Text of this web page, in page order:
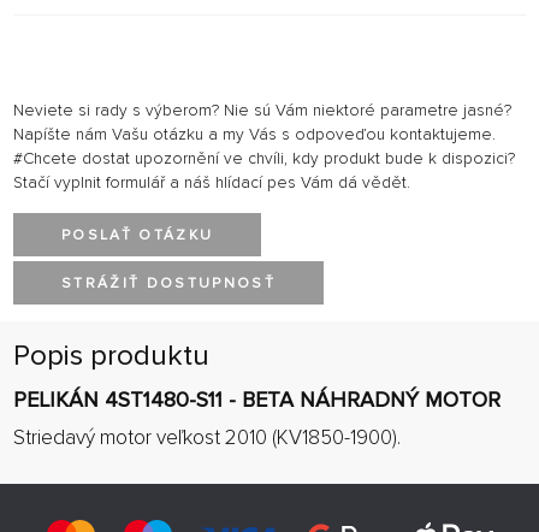
Neviete si rady s výberom? Nie sú Vám niektoré parametre jasné?
Napíšte nám Vašu otázku a my Vás s odpoveďou kontaktujeme.
#Chcete dostat upozornění ve chvíli, kdy produkt bude k dispozici?
Stačí vyplnit formulář a náš hlídací pes Vám dá vědět.
POSLAŤ OTÁZKU
STRÁŽIŤ DOSTUPNOSŤ
Popis produktu
PELIKÁN 4ST1480-S11 - BETA NÁHRADNÝ MOTOR
Striedavý motor veľkost 2010 (KV1850-1900).